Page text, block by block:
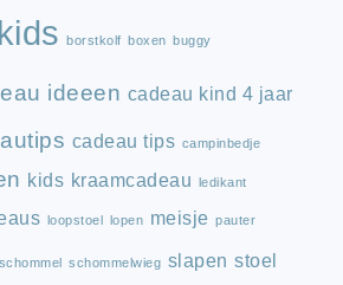
borstkolf boxen buggy
ideeen cadeau kind 4 jaar
cadeau tips campinbedje
kids kraamcadeau ledikant
loopstoel lopen meisje pauter
schommel schommelwieg slapen stoel